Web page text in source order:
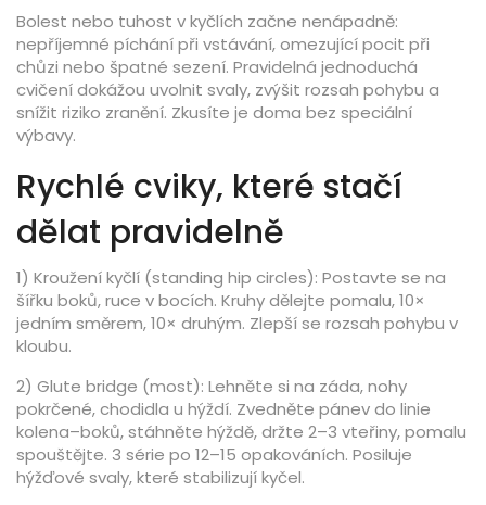
Bolest nebo tuhost v kyčlích začne nenápadně:
nepříjemné píchání při vstávání, omezující pocit při
chůzi nebo špatné sezení. Pravidelná jednoduchá
cvičení dokážou uvolnit svaly, zvýšit rozsah pohybu a
snížit riziko zranění. Zkusíte je doma bez speciální
výbavy.
Rychlé cviky, které stačí
dělat pravidelně
1) Kroužení kyčlí (standing hip circles): Postavte se na
šířku boků, ruce v bocích. Kruhy dělejte pomalu, 10×
jedním směrem, 10× druhým. Zlepší se rozsah pohybu v
kloubu.
2) Glute bridge (most): Lehněte si na záda, nohy
pokrčené, chodidla u hýždí. Zvedněte pánev do linie
kolena–boků, stáhněte hýždě, držte 2–3 vteřiny, pomalu
spouštějte. 3 série po 12–15 opakováních. Posiluje
hýžďové svaly, které stabilizují kyčel.